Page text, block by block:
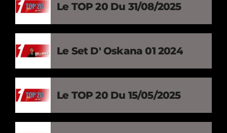
Le TOP 20 Du 31/08/2025
Le Set D' Oskana 01 2024
Le TOP 20 Du 15/05/2025